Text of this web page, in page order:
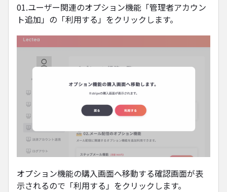
01.ユーザー関連のオプション機能「管理者アカウン
ト追加」の「利用する」をクリックします。
オプション機能の購入画面へ移動する確認画面が表
示されるので「利用する」をクリックします。